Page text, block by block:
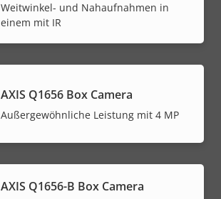
Weitwinkel- und Nahaufnahmen in
einem mit IR
AXIS Q1656 Box Camera
Außergewöhnliche Leistung mit 4 MP
AXIS Q1656-B Box Camera